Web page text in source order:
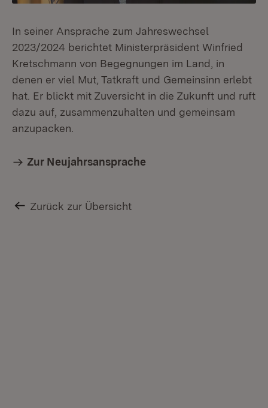
In seiner Ansprache zum Jahreswechsel
2023/2024 berichtet Ministerpräsident Winfried
Kretschmann von Begegnungen im Land, in
denen er viel Mut, Tatkraft und Gemeinsinn erlebt
hat. Er blickt mit Zuversicht in die Zukunft und ruft
dazu auf, zusammenzuhalten und gemeinsam
anzupacken.
Zur Neujahrsansprache
Zurück zur Übersicht